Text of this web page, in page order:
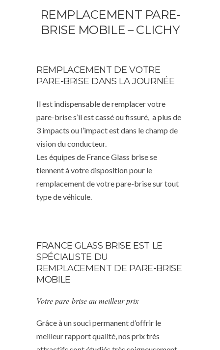
REMPLACEMENT PARE-
BRISE MOBILE – CLICHY
REMPLACEMENT DE VOTRE
PARE-BRISE DANS LA JOURNÉE
Il est indispensable de remplacer votre
pare-brise s’il est cassé ou fissuré, a plus de
3 impacts ou l’impact est dans le champ de
vision du conducteur.
Les équipes de France Glass brise se
tiennent à votre disposition pour le
remplacement de votre pare-brise sur tout
type de véhicule.
FRANCE GLASS BRISE EST LE
SPÉCIALISTE DU
REMPLACEMENT DE PARE-BRISE
MOBILE
Votre pare-brise au meilleur prix
Grâce à un souci permanent d’offrir le
meilleur rapport qualité, nos prix très